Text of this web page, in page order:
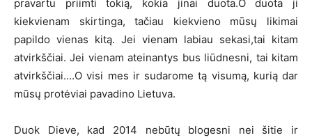
pravartu priimti tokią, kokia jinai duota.O duota ji
kiekvienam skirtinga, tačiau kiekvieno mūsų likimai
papildo vienas kitą. Jei vienam labiau sekasi,tai kitam
atvirkščiai. Jei vienam ateinantys bus liūdnesni, tai kitam
atvirkščiai….O visi mes ir sudarome tą visumą, kurią dar
mūsų protėviai pavadino Lietuva.
Duok Dieve, kad 2014 nebūtų blogesni nei šitie ir